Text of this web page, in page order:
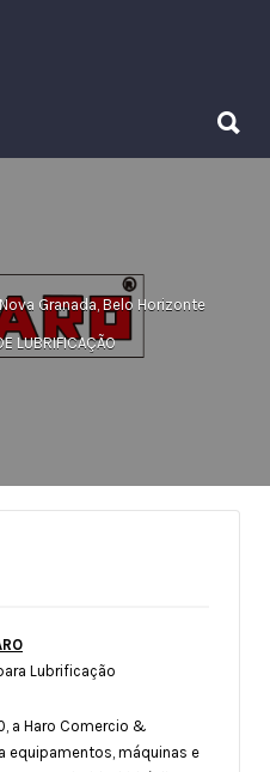
Granada, Belo Horizonte
LUBRIFICAÇÃO
Lubrificação
a Haro Comercio &
equipamentos, máquinas e